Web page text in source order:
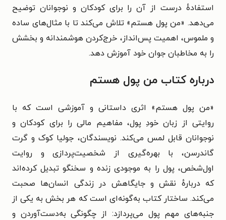
استفادهٔ درست از آن را برای کودکان و نوجوانان توضیح
می‌دهد. «من پول هستم» تلاش می‌کند تا با مثال‌های ساده
و ملموس، اهمیت پس‌انداز، خرج‌کردن هوشمندانه و بخشش
را به مخاطبان جوان خود آموزش دهد.
درباره کتاب من پول هستم
«من پول هستم» اثری داستانی و آموزشی است که با
روایتی از زبان خودِ پول، مفاهیم مالی را برای کودکان و
نوجوانان قابل لمس می‌کند. نویسندگان، جولیا کوک و گرت
گاندرسن، با بهره‌گیری از شخصیت‌پردازی و روایت
اول‌شخص، پول را به موجودی زنده و سخنگو تبدیل کرده‌اند
که دربارهٔ نقش و جایگاهش در زندگی انسان‌ها صحبت
می‌کند. ساختار کتاب به‌گونه‌ای است که هر بخش به یکی از
جنبه‌های مهم پول می‌پردازد: از چگونگی به‌دست‌آوردن و